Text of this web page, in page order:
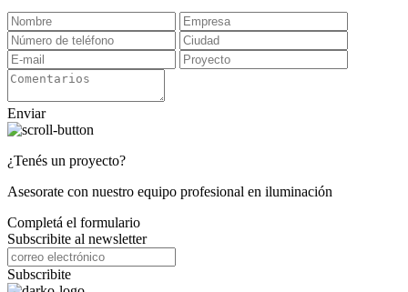
Enviar
¿Tenés un proyecto?
Asesorate con nuestro equipo profesional en iluminación
Completá el formulario
Subscribite al newsletter
Subscribite